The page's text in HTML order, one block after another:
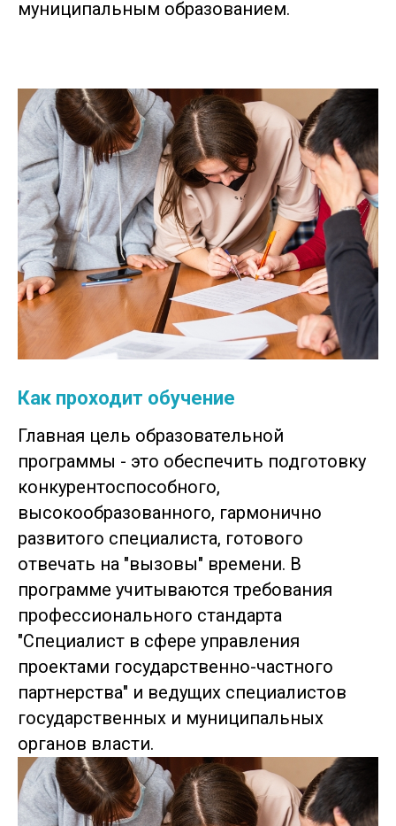
муниципальным образованием.
Как проходит обучение
Главная цель образовательной
программы - это обеспечить подготовку
конкурентоспособного,
высокообразованного, гармонично
развитого специалиста, готового
отвечать на "вызовы" времени. В
программе учитываются требования
профессионального стандарта
"Специалист в сфере управления
проектами государственно-частного
партнерства" и ведущих специалистов
государственных и муниципальных
органов власти.